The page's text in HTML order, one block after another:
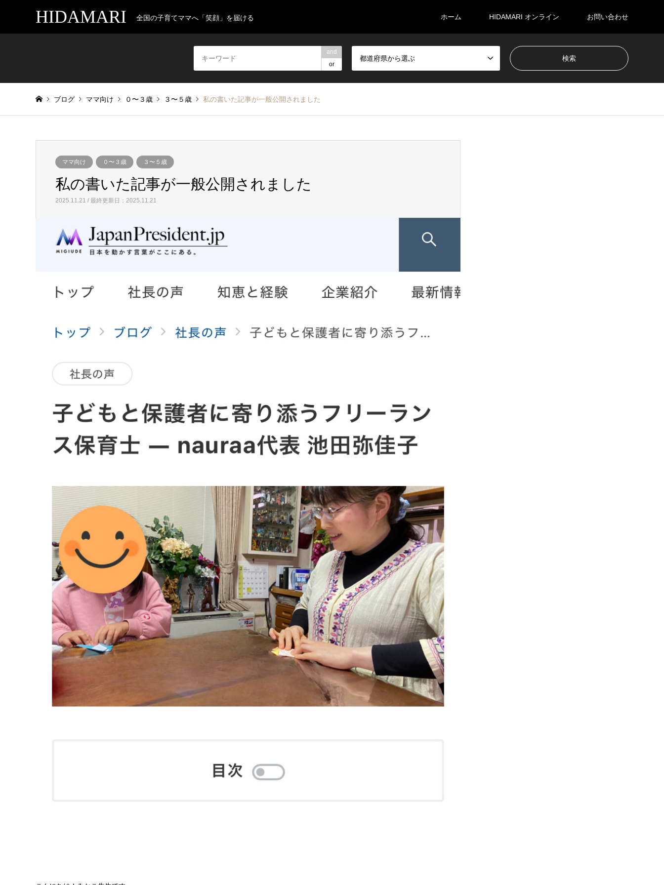
HIDAMARI 全国の子育てママへ「笑顔」を届ける ホーム HIDAMARI オンライン お問い合わせ
and
or
都道府県から選ぶ
ブログ ママ向け ０〜３歳 ３〜５歳 私の書いた記事が一般公開されました
ママ向け ０〜３歳 ３〜５歳
私の書いた記事が一般公開されました
2025.11.21 / 最終更新日：2025.11.21